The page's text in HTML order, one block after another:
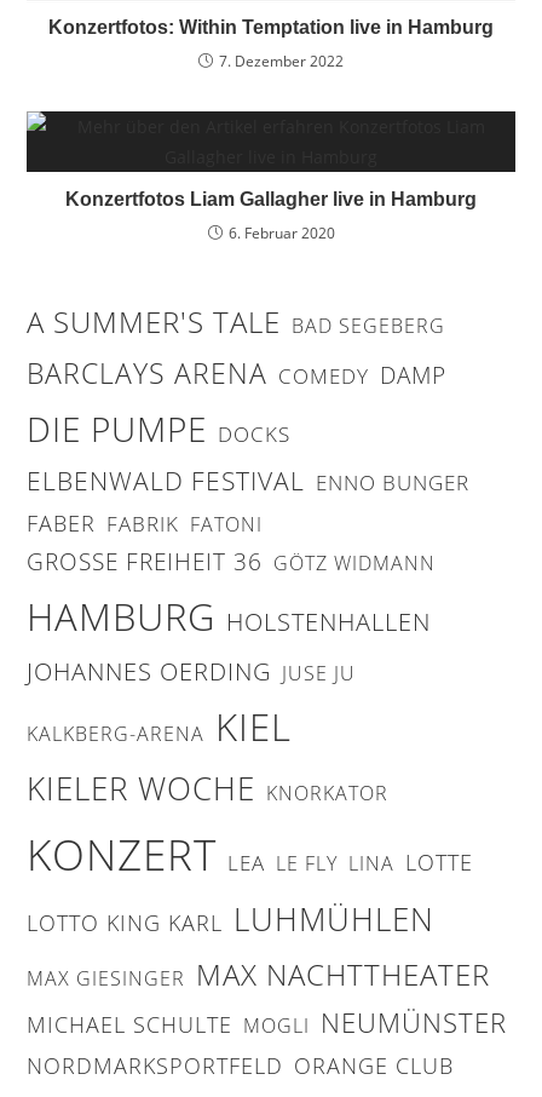
Konzertfotos: Within Temptation live in Hamburg
7. Dezember 2022
Konzertfotos Liam Gallagher live in Hamburg
6. Februar 2020
A SUMMER'S TALE BAD SEGEBERG
BARCLAYS ARENA COMEDY DAMP
DIE PUMPE DOCKS
ELBENWALD FESTIVAL ENNO BUNGER
FABER FABRIK FATONI
GROSSE FREIHEIT 36 GÖTZ WIDMANN
HAMBURG HOLSTENHALLEN
JOHANNES OERDING JUSE JU
KALKBERG-ARENA KIEL
KIELER WOCHE KNORKATOR
KONZERT LEA LE FLY LINA LOTTE
LOTTO KING KARL LUHMÜHLEN
MAX GIESINGER MAX NACHTTHEATER
MICHAEL SCHULTE MOGLI NEUMÜNSTER
NORDMARKSPORTFELD ORANGE CLUB